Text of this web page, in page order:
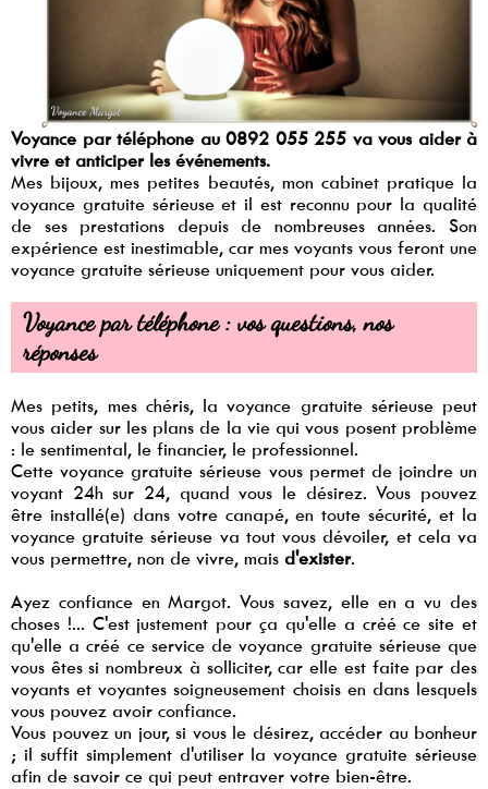
Voyance par téléphone au 0892 055 255 va vous aider à
vivre et anticiper les événements.
Mes bijoux, mes petites beautés, mon cabinet pratique la
voyance gratuite sérieuseet il est reconnu pour la qualité
de ses prestations depuis de nombreuses années. Son
expérience est inestimable, car mes voyants vous feront une
voyance gratuite sérieuse uniquement pour vous aider.
Voyance par téléphone : vos questions, nos
réponses
Mes petits, mes chéris, la voyance gratuite sérieuse peut
vous aider sur les plans de la vie qui vous posent problème
: le sentimental, le financier, le professionnel.
Cette voyance gratuite sérieuse vous permet de joindre un
voyant 24h sur 24, quand vous le désirez. Vous pouvez
être installé(e) dans votre canapé, en toute sécurité, et la
voyance gratuite sérieuse va tout vous dévoiler, et cela va
vous permettre, non de vivre, mais d'exister.
Ayez confiance en Margot. Vous savez, elle en a vu des
choses !... C'est justement pour ça qu'elle a créé ce site et
qu'elle a créé ce service de voyance gratuite sérieuse que
vous êtes si nombreux à solliciter, car elle est faite par des
voyants et voyantes soigneusement choisis en dans lesquels
vous pouvez avoir confiance.
Vous pouvez un jour, si vous le désirez, accéder au bonheur
; il suffit simplement d'utiliser la voyance gratuite sérieuse
afin de savoir ce qui peut entraver votre bien-être.